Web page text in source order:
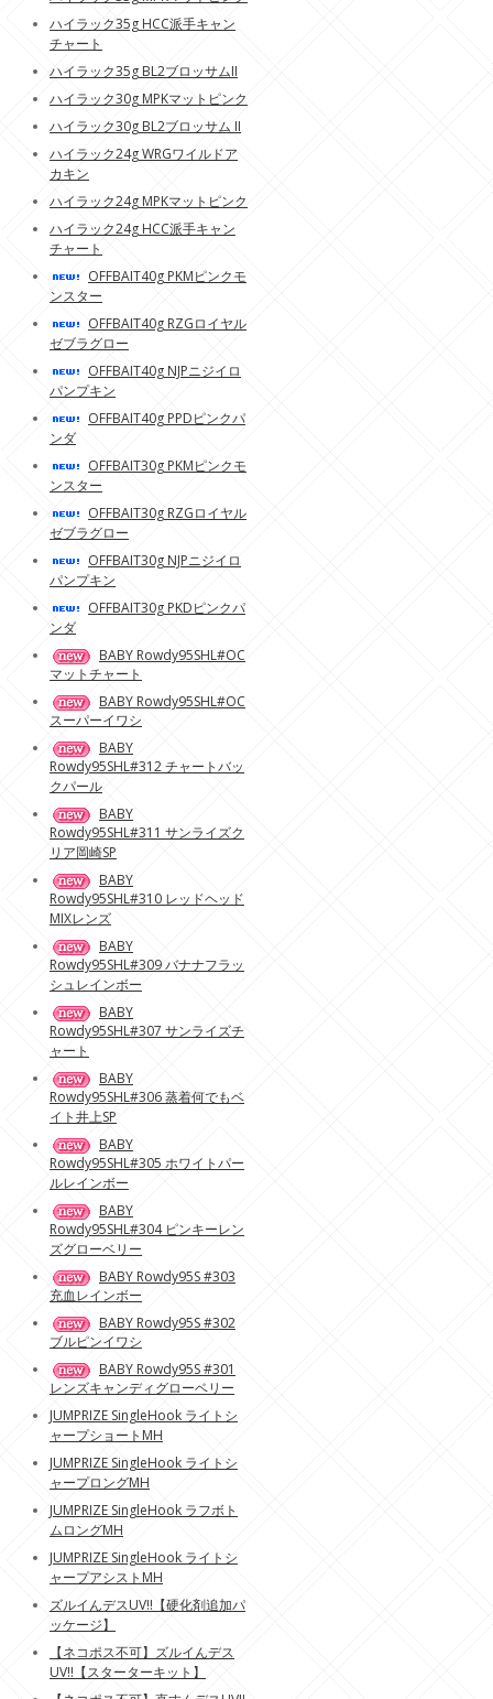
ハイラック35g HCC派手キャン
チャート
ハイラック35g BL2ブロッサムII
ハイラック30g MPKマットピンク
ハイラック30g BL2ブロッサム II
ハイラック24g WRGワイルドア
カキン
ハイラック24g MPKマットピンク
ハイラック24g HCC派手キャン
チャート
OFFBAIT40g PKMピンクモ
ンスター
OFFBAIT40g RZGロイヤル
ゼブラグロー
OFFBAIT40g NJPニジイロ
パンプキン
OFFBAIT40g PPDピンクパ
ンダ
OFFBAIT30g PKMピンクモ
ンスター
OFFBAIT30g RZGロイヤル
ゼブラグロー
OFFBAIT30g NJPニジイロ
パンプキン
OFFBAIT30g PKDピンクパ
ンダ
BABY Rowdy95SHL#OC
マットチャート
BABY Rowdy95SHL#OC
スーパーイワシ
BABY
Rowdy95SHL#312 チャートバッ
クパール
BABY
Rowdy95SHL#311 サンライズク
リア岡崎SP
BABY
Rowdy95SHL#310 レッドヘッド
MIXレンズ
BABY
Rowdy95SHL#309 バナナフラッ
シュレインボー
BABY
Rowdy95SHL#307 サンライズチ
ャート
BABY
Rowdy95SHL#306 蒸着何でもベ
イト井上SP
BABY
Rowdy95SHL#305 ホワイトパー
ルレインボー
BABY
Rowdy95SHL#304 ピンキーレン
ズグローベリー
BABY Rowdy95S #303
充血レインボー
BABY Rowdy95S #302
ブルピンイワシ
BABY Rowdy95S #301
レンズキャンディグローベリー
JUMPRIZE SingleHook ライトシ
ャープショートMH
JUMPRIZE SingleHook ライトシ
ャープロングMH
JUMPRIZE SingleHook ラフボト
ムロングMH
JUMPRIZE SingleHook ライトシ
ャープアシストMH
ズルイんデスUV!!【硬化剤追加パ
ッケージ】
【ネコポス不可】ズルイんデス
UV!!【スターターキット】